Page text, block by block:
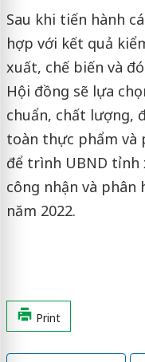
Sau khi tiến hành
hợp với kết quả
xuất, chế biến và
Hội đồng sẽ lựa
chuẩn, chất lượng,
toàn thực phẩm và
để trình UBND tỉnh
công nhận và phân
năm 2022.
Print